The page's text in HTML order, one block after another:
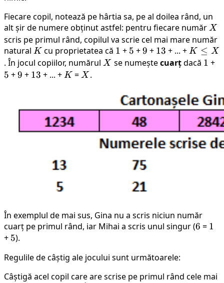
Fiecare copil, notează pe hârtia sa, pe al doilea rând, un
alt șir de numere obținut astfel: pentru fiecare numărX
X
scris pe primul rând, copilul va scrie cel mai mare număr
natural K
K cu proprietatea că 1
1 + 5
5 +9
9 + 13
13 + ... +K
\leq
K ≤ X
. În jocul copiilor, numărul X
X se numeștecuarțdacă 1
1 +5
5 +9
9 + 13
13 + ... +K
K =X
X .
În exemplul de mai sus, Gina nu a scris niciun număr
cuarț pe primul rând, iar Mihai a scris unul singur (6
6 = 1
1
+ 5
5).
Regulile de câștig ale jocului sunt următoarele:
Câștigă acel copil care are scrise pe primul rând cele mai